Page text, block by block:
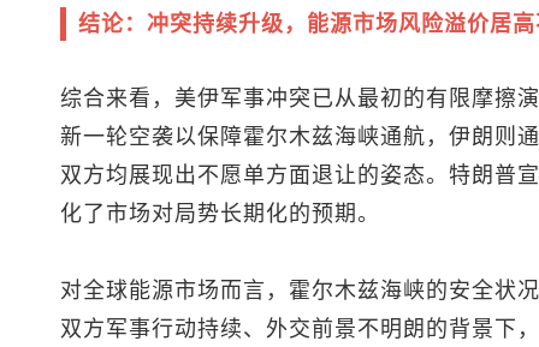
结论：冲突持续升级，能源市场风险溢价居
综合来看，美伊军事冲突已从最初的有限摩擦
新一轮空袭以保障霍尔木兹海峡通航，伊朗则
双方均展现出不愿单方面退让的姿态。特朗普
化了市场对局势长期化的预期。
对全球能源市场而言，霍尔木兹海峡的安全状
双方军事行动持续、外交前景不明朗的背景下